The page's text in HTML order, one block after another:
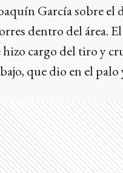
García sobre el
dentro del área.
hizo cargo del tiro y
que dio en el